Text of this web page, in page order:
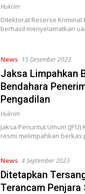
Hukrim
Ditektorat Reserse
berhasil menyelamatkan
News 15 Desember 2023
Jaksa Limpahkan
Bendahara
Pengadilan
Hukrim
Jaksa Penuntut Umum
resmi melimpahkan
News 4 September 2023
Ditetapkan
Terancam Penjara